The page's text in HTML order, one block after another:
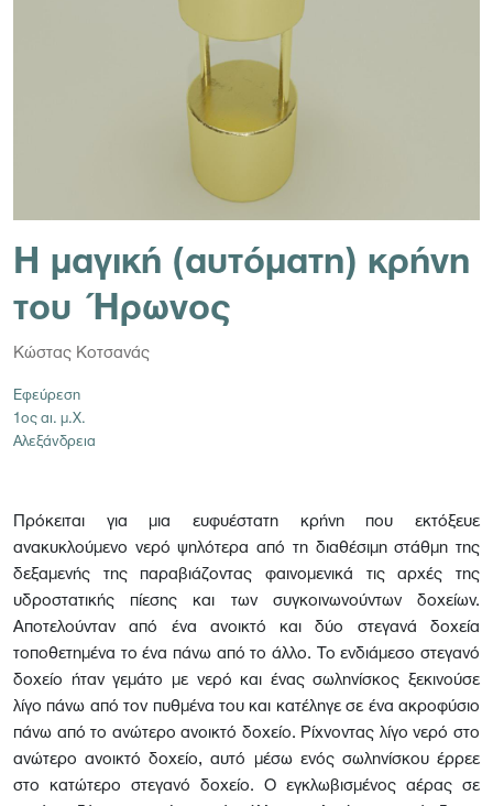
Η μαγική (αυτόματη) κρήνη
του Ήρωνος
Κώστας Κοτσανάς
Εφεύρεση
1ος αι. μ.Χ.
Αλεξάνδρεια
Πρόκειται για μια ευφυέστατη κρήνη που εκτόξευε
ανακυκλούμενο νερό ψηλότερα από τη διαθέσιμη στάθμη της
δεξαμενής της παραβιάζοντας φαινομενικά τις αρχές της
υδροστατικής πίεσης και των συγκοινωνούντων δοχείων.
Αποτελούνταν από ένα ανοικτό και δύο στεγανά δοχεία
τοποθετημένα το ένα πάνω από το άλλο. Το ενδιάμεσο στεγανό
δοχείο ήταν γεμάτο με νερό και ένας σωληνίσκος ξεκινούσε
λίγο πάνω από τον πυθμένα του και κατέληγε σε ένα ακροφύσιο
πάνω από το ανώτερο ανοικτό δοχείο. Ρίχνοντας λίγο νερό στο
ανώτερο ανοικτό δοχείο, αυτό μέσω ενός σωληνίσκου έρρεε
στο κατώτερο στεγανό δοχείο. Ο εγκλωβισμένος αέρας σε